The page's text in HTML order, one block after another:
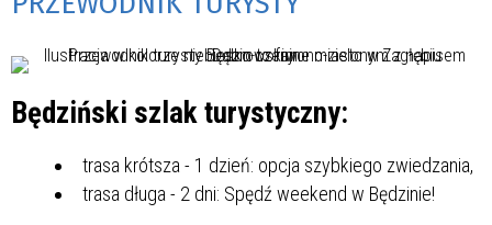
Będziński szlak turystyczny:
trasa krótsza - 1 dzień: opcja szybkiego zwiedzania,
trasa długa - 2 dni: Spędź weekend w Będzinie!